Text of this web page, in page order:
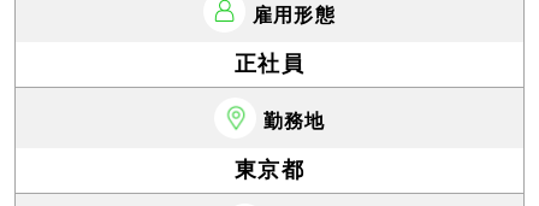
雇用形態
正社員
勤務地
東京都